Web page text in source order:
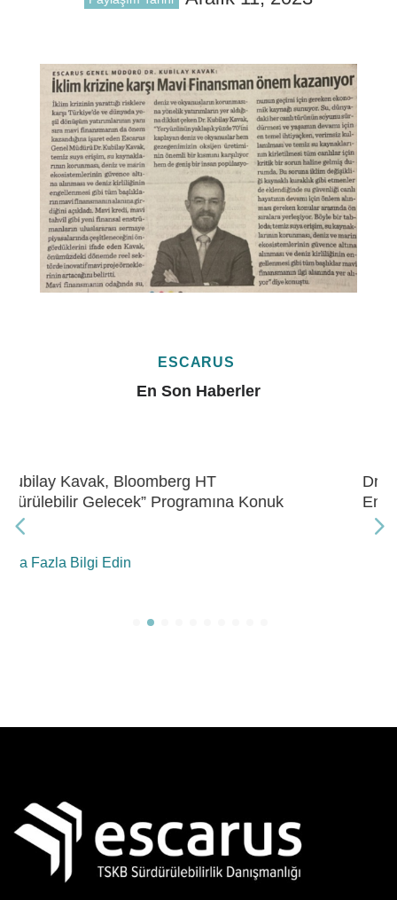
ESCARUS
En Son Haberler
Dr. Kubilay Kavak, Bloomberg HT “Gelecek
Enerji” Programına Konuk Oldu